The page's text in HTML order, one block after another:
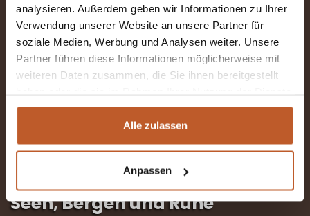
analysieren. Außerdem geben wir Informationen zu Ihrer
Verwendung unserer Website an unsere Partner für
soziale Medien, Werbung und Analysen weiter. Unsere
Partner führen diese Informationen möglicherweise mit
weiteren Daten zusammen, die Sie ihnen bereitgestellt
gesammelt haben.
Alle zulassen
Anpassen
Cochem und die Reichsburg
Bernkastel-Kues
Radfahren oder Wandern entlang des Flusses
Ideale Stellplätze
Entlang der Mosel gibt es viele Plätze direkt am
Wohnmobilroute entlang der Mosel
oder eine kurze Auszeit.
5. Slowenien – Naturjuwel mit
Seen, Bergen und Ruhe